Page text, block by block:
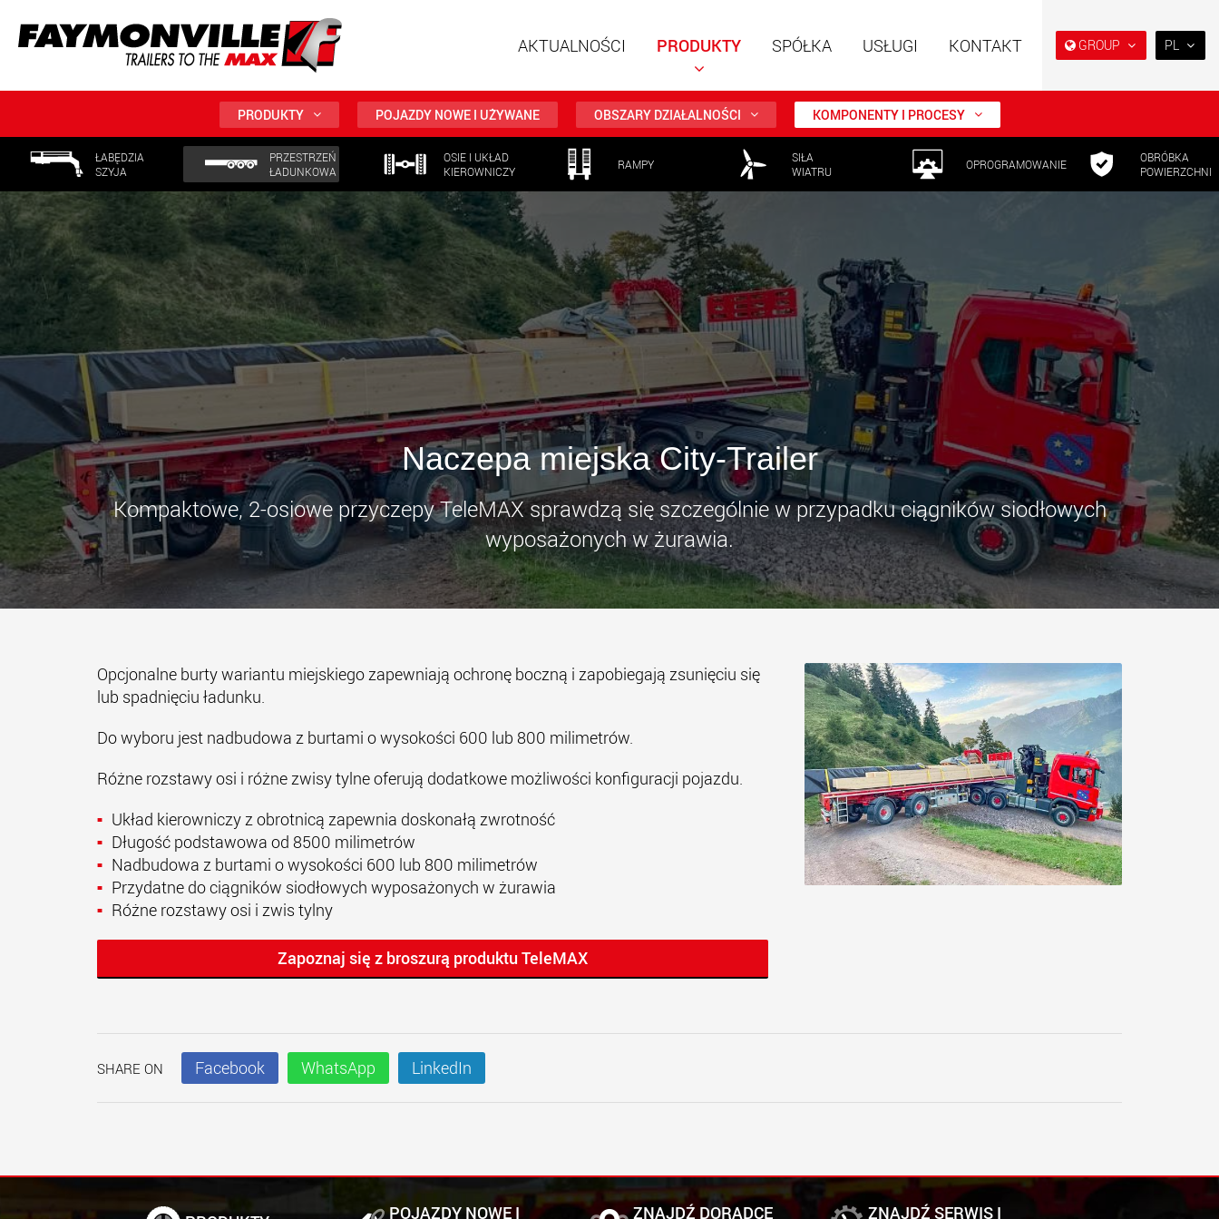
GROUP
Naczepy specjalne o Naczepy specjalne,
Naczepy specjalne do
ładunków od 20 t do 500 t
www.faymonville.com
Elektryczne pojazdy
transportowe zasilane
akumulatorowo o
ładowności od 5 t
www.morello.eu.com
Elektryczne pojazdy
transportowe do lżejszych
klas ładunków w USA
www.morello.us.com
SPMT oraz pojazdy
przemysłowe do ładunków
do 25 000 t i więcej
www.cometto.com
PL
NL
IT
日本
AKTUALNOŚCI PRODUKTY SPÓŁKA USŁUGI KONTAKT
PRODUKTY POJAZDY NOWE I UŻYWANE OBSZARY DZIAŁALNOŚCI KOMPONENTY I PROCESY
ŁABĘDZIA
SZYJA
PRZESTRZEŃ
ŁADUNKOWA
OSIE I UKŁAD
KIEROWNICZY
RAMPY
SIŁA
WIATRU
OPROGRAMOWANIE
OBRÓBKA
POWIERZCHNI
Naczepa miejska City-Trailer
Kompaktowe, 2-osiowe przyczepy TeleMAX sprawdzą się szczególnie w przypadku ciągników siodłowych
wyposażonych w żurawia.
Opcjonalne burty wariantu miejskiego zapewniają ochronę boczną i zapobiegają zsunięciu się
lub spadnięciu ładunku.
Do wyboru jest nadbudowa z burtami o wysokości 600 lub 800 milimetrów.
Różne rozstawy osi i różne zwisy tylne oferują dodatkowe możliwości konfiguracji pojazdu.
Układ kierowniczy z obrotnicą zapewnia doskonałą zwrotność
Długość podstawowa od 8500 milimetrów
Nadbudowa z burtami o wysokości 600 lub 800 milimetrów
Przydatne do ciągników siodłowych wyposażonych w żurawia
Różne rozstawy osi i zwis tylny
Zapoznaj się z broszurą produktu TeleMAX
SHARE ON Facebook WhatsApp LinkedIn
POJAZDY NOWE I ZNAJDŹ DORADCĘ ZNAJDŹ SERWIS I